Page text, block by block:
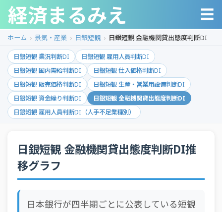
経済まるみえ ☰
ホーム 景気・産業 日銀短観 日銀短観 金融機関貸出態度判断DI
日銀短観 業況判断DI
日銀短観 雇用人員判断DI
日銀短観 国内需給判断DI
日銀短観 仕入価格判断DI
日銀短観 販売価格判断DI
日銀短観 生産・営業用設備判断DI
日銀短観 資金繰り判断DI
日銀短観 金融機関貸出態度判断DI
日銀短観 雇用人員判断DI（人手不足業種別）
日銀短観 金融機関貸出態度判断DI推
移グラフ
日本銀行が四半期ごとに公表している短観